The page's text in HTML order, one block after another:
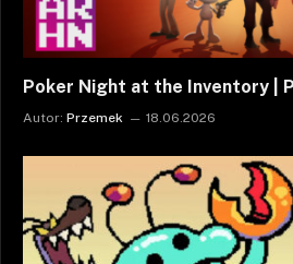
Poker Night at the Inventory |
Autor: Przemek 18.06.2026